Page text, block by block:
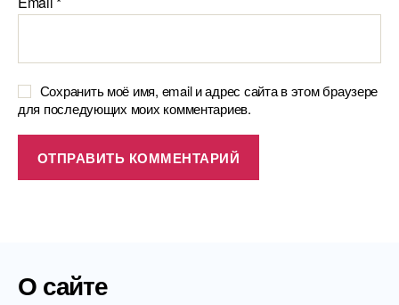
Сохранить моё имя, email и адрес сайта в этом браузере
для последующих моих комментариев.
О сайте